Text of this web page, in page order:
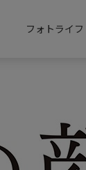
フォトライフ